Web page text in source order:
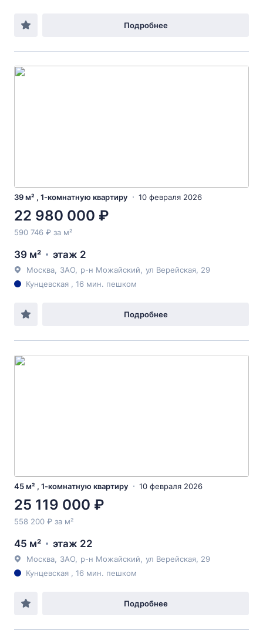
Подробнее
39 м² , 1-комнатную квартиру 10 февраля 2026
22 980 000 ₽
590 746 ₽ за м²
39 м² этаж 2
Москва ЗАО р-н Можайский ул Верейская , 29
Кунцевская , 16 мин. пешком
Подробнее
45 м² , 1-комнатную квартиру 10 февраля 2026
25 119 000 ₽
558 200 ₽ за м²
45 м² этаж 22
Москва ЗАО р-н Можайский ул Верейская , 29
Кунцевская , 16 мин. пешком
Подробнее